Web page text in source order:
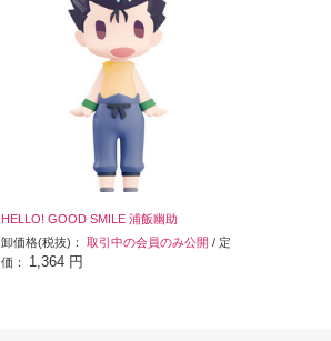
HELLO! GOOD SMILE 浦飯幽助
卸価格(税抜)： 取引中の会員のみ公開 / 定
価： 1,364 円